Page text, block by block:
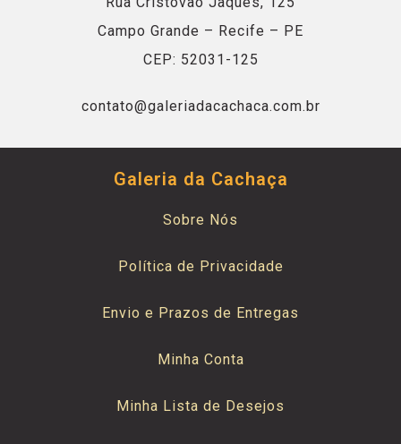
Campo Grande – Recife – PE
CEP: 52031-125
contato@galeriadacachaca.com.br
Galeria da Cachaça
Sobre Nós
Política de Privacidade
Envio e Prazos de Entregas
Minha Conta
Minha Lista de Desejos